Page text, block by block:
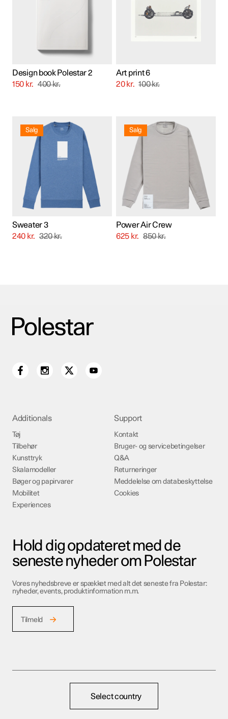
Design book Polestar 2
150 kr. 400kr.
Art print 6
20 kr. 100kr.
Salg
Sweater 3
240 kr. 320kr.
vare
har
varianter.
Mulighederne
vælges
varesiden
Salg
Power Air Crew
625 kr. 850kr.
vare
har
varianter.
Mulighederne
vælges
varesiden
Additionals
Tøj
Tilbehør
Kunsttryk
Skalamodeller
Bøger og papirvarer
Mobilitet
Experiences
Support
Kontakt
Bruger- og servicebetingelser
Q&A
Returneringer
Meddelelse om databeskyttelse
Cookies
Hold dig opdateret med de
seneste nyheder om Polestar
Vores nyhedsbreve er spækket med alt det seneste fra Polestar:
nyheder, events, produktinformation m.m.
Tilmeld
Select country